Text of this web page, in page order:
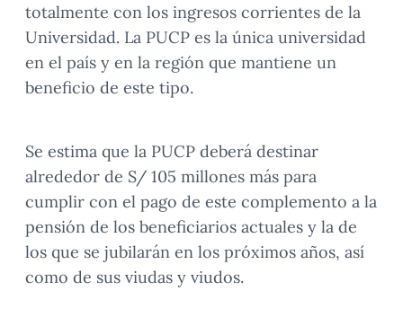
totalmente con los ingresos corrientes de la
Universidad. La PUCP es la única universidad
en el país y en la región que mantiene un
beneficio de este tipo.
Se estima que la PUCP deberá destinar
alrededor de S/ 105 millones más para
cumplir con el pago de este complemento a la
pensión de los beneficiarios actuales y la de
los que se jubilarán en los próximos años, así
como de sus viudas y viudos.